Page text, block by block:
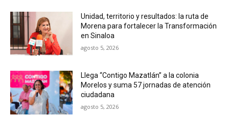
Unidad, territorio y resultados: la ruta de
Morena para fortalecer la Transformación
en Sinaloa
agosto 5, 2026
Llega “Contigo Mazatlán” a la colonia
Morelos y suma 57 jornadas de atención
ciudadana
agosto 5, 2026